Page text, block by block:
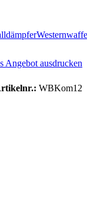
Angebot ausdrucken
WBKom12